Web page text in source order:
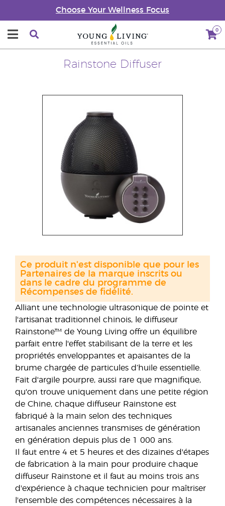
Choose Your Wellness Focus
0
Rainstone Diffuser
Alliant une technologie ultrasonique de pointe et
l'artisanat traditionnel chinois, le diffuseur
Rainstone™ de Young Living offre un équilibre
parfait entre l'effet stabilisant de la terre et les
propriétés enveloppantes et apaisantes de la
brume chargée de particules d’huile essentielle.
Fait d'argile pourpre, aussi rare que magnifique,
qu'on trouve uniquement dans une petite région
de Chine, chaque diffuseur Rainstone est
fabriqué à la main selon des techniques
artisanales anciennes transmises de génération
en génération depuis plus de 1 000 ans.
Il faut entre 4 et 5 heures et des dizaines d'étapes
de fabrication à la main pour produire chaque
diffuseur Rainstone et il faut au moins trois ans
d'expérience à chaque technicien pour maîtriser
l'ensemble des compétences nécessaires à la
Ce produit n'est disponible que pour les
Partenaires de la marque inscrits ou
dans le cadre du programme de
Récompenses de fidélité.